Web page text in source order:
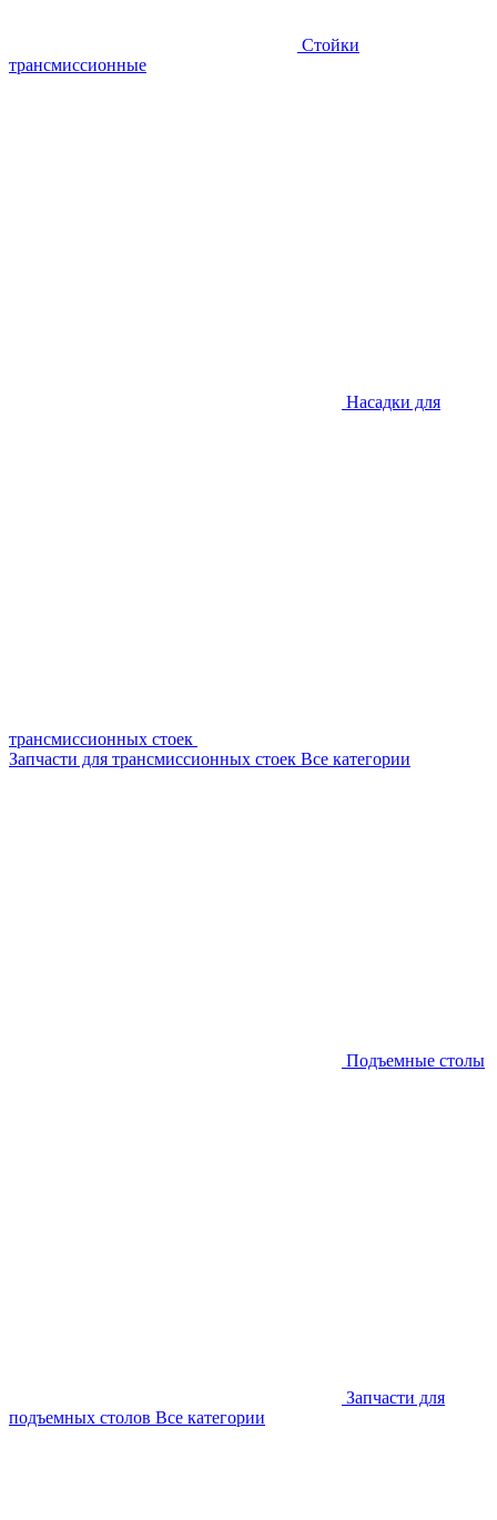
Стойки
трансмиссионные
Насадки для
трансмиссионных стоек
Запчасти для трансмиссионных стоек Все категории
Подъемные столы
Запчасти для
подъемных столов Все категории